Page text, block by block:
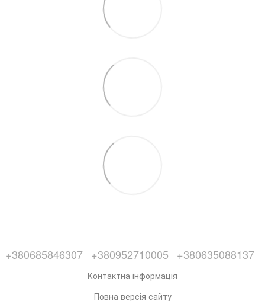
+380685846307 +380952710005 +380635088137
Контактна інформація
Повна версія сайту